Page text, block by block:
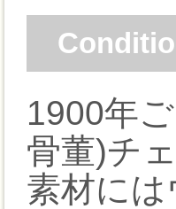
1900年
骨董)チ
素材に